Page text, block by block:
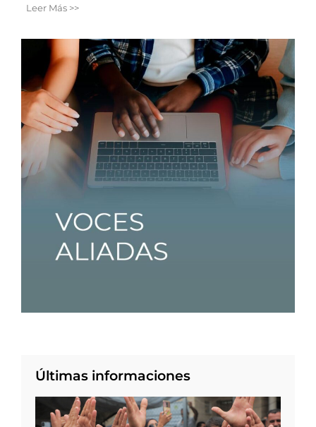
Leer Más >>
Últimas informaciones